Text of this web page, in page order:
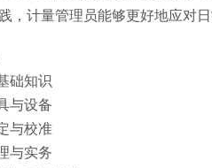
，计量管理员能够更好地应对
础知识
与设备
与校准
与实务